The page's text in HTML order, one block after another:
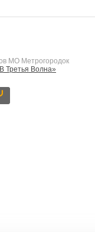
МО Метрогородок
Третья Волна»